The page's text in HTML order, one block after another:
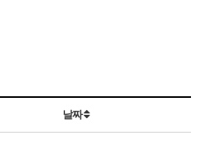
날짜